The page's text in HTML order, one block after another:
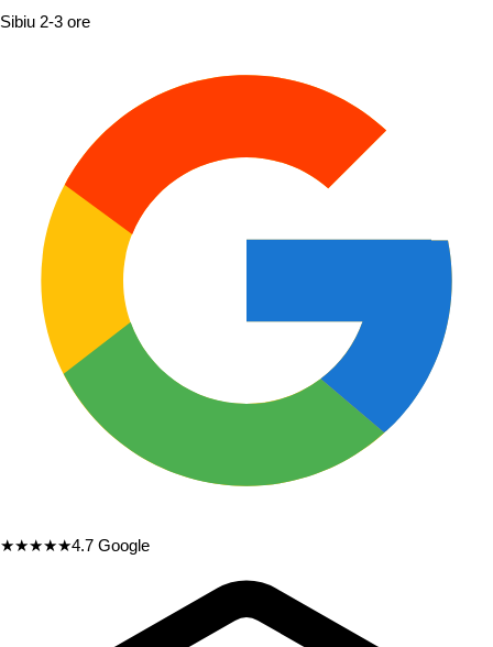
Sibiu 2-3 ore
★★★★★4.7 Google